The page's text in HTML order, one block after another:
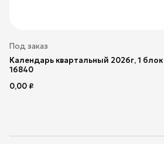
Под заказ
Календарь квартальный 2026г, 1 блок
16840
0,00₽